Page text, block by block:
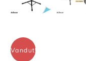
Vandut!